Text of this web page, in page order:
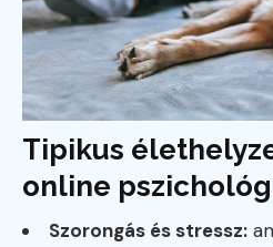
Tipikus
online
Szorongás és stressz: